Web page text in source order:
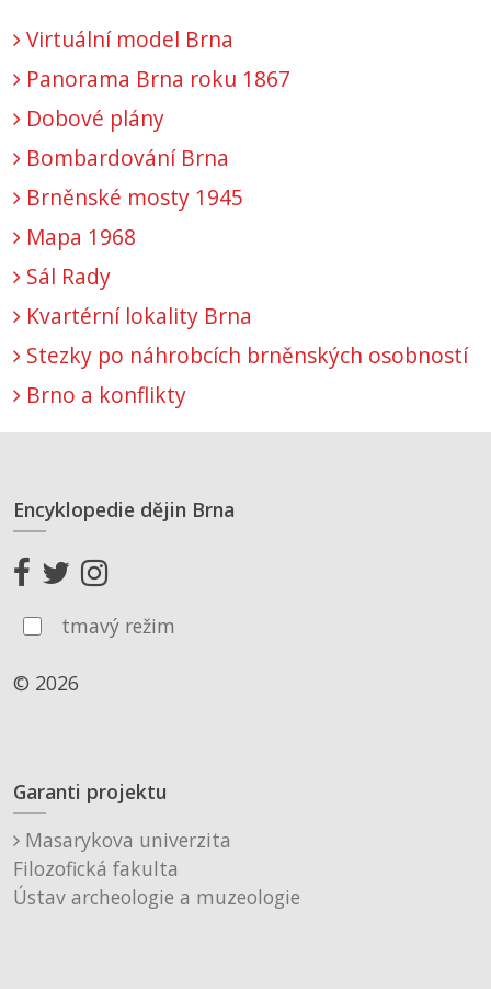
Virtuální model Brna
Panorama Brna roku 1867
Dobové plány
Bombardování Brna
Brněnské mosty 1945
Mapa 1968
Sál Rady
Kvartérní lokality Brna
Stezky po náhrobcích brněnských osobností
Brno a konflikty
Encyklopedie dějin Brna
tmavý režim
© 2026
Garanti projektu
Masarykova univerzita
Filozofická fakulta
Ústav archeologie a muzeologie